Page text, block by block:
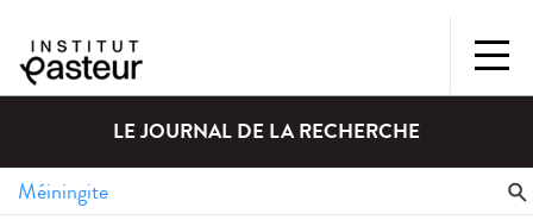
LE JOURNAL DE LA RECHERCHE